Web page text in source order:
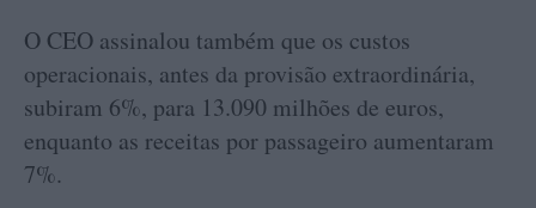
O CEO assinalou também que os custos
operacionais, antes da provisão extraordinária,
subiram 6%, para 13.090 milhões de euros,
enquanto as receitas por passageiro aumentaram
7%.